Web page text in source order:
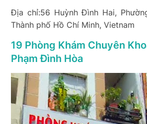
Địa chỉ:56 Huỳnh Đình Hai,
Thành phố Hồ Chí Minh, Vietnam
19 Phòng Khám Chuyên
Phạm Đình Hòa